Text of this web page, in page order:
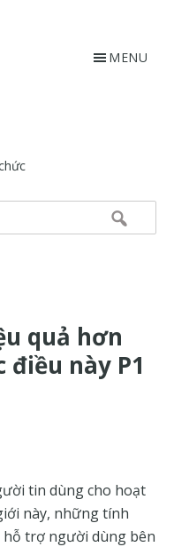
MENU
quả hơn
này P1
tin dùng cho hoạt
này, những tính
hỗ trợ người dùng bên